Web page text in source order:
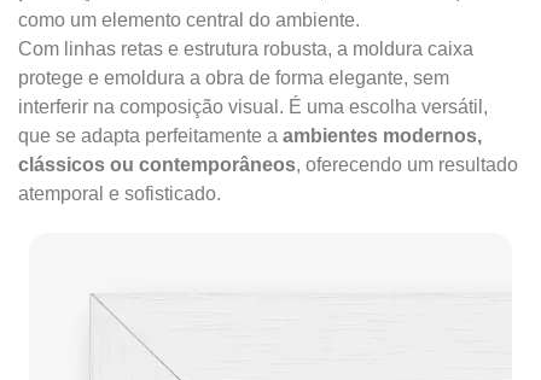
como um elemento central do ambiente.
Com linhas retas e estrutura robusta, a moldura caixa
protege e emoldura a obra de forma elegante, sem
interferir na composição visual. É uma escolha versátil,
que se adapta perfeitamente a ambientes modernos,
clássicos ou contemporâneos, oferecendo um resultado
atemporal e sofisticado.